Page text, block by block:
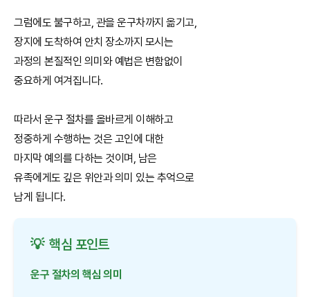
그럼에도 불구하고, 관을 운구차까지 옮기고,
장지에 도착하여 안치 장소까지 모시는
과정의 본질적인 의미와 예법은 변함없이
중요하게 여겨집니다.
따라서 운구 절차를 올바르게 이해하고
정중하게 수행하는 것은 고인에 대한
마지막 예의를 다하는 것이며, 남은
유족에게도 깊은 위안과 의미 있는 추억으로
남게 됩니다.
💡 핵심 포인트
운구 절차의 핵심 의미